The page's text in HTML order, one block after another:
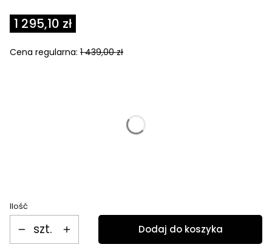
1 295,10 zł
Cena regularna: 1 439,00 zł
Ilość
szt. Dodaj do koszyka